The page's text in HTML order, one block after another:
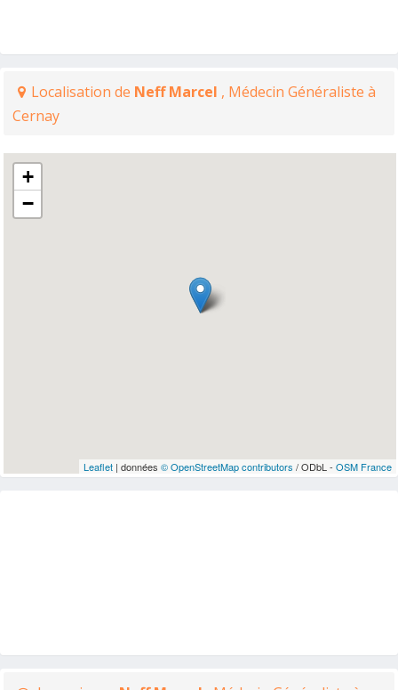
Localisation de Neff Marcel , Médecin Généraliste à
Cernay
+
−
Leaflet| données © OpenStreetMap contributors / ODbL - OSM France